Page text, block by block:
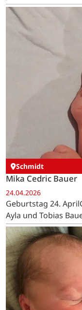
Schmidt
Mika Cedric Bauer
24.04.2026
Geburtstag 24.
Ayla und Tobias